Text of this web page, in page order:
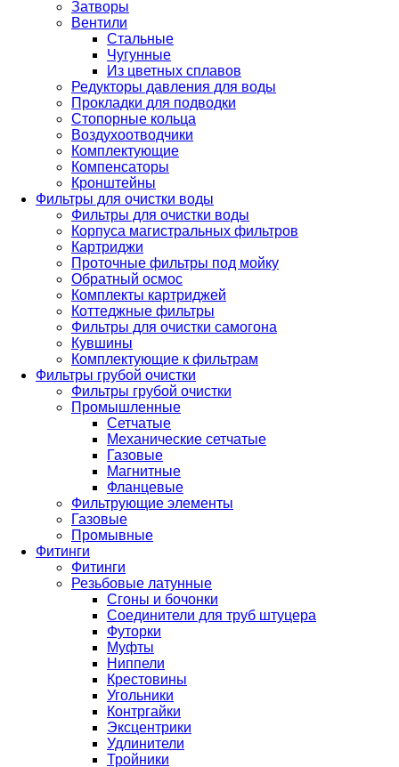
Затворы
Вентили
Стальные
Чугунные
Из цветных сплавов
Редукторы давления для воды
Прокладки для подводки
Стопорные кольца
Воздухоотводчики
Комплектующие
Компенсаторы
Кронштейны
Фильтры для очистки воды
Фильтры для очистки воды
Корпуса магистральных фильтров
Картриджи
Проточные фильтры под мойку
Обратный осмос
Комплекты картриджей
Коттеджные фильтры
Фильтры для очистки самогона
Кувшины
Комплектующие к фильтрам
Фильтры грубой очистки
Фильтры грубой очистки
Промышленные
Сетчатые
Механические сетчатые
Газовые
Магнитные
Фланцевые
Фильтрующие элементы
Газовые
Промывные
Фитинги
Фитинги
Резьбовые латунные
Сгоны и бочонки
Соединители для труб штуцера
Футорки
Муфты
Ниппели
Крестовины
Угольники
Контргайки
Эксцентрики
Удлинители
Тройники